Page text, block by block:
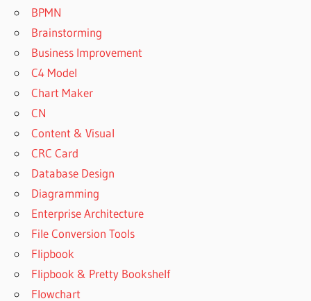
BPMN
Brainstorming
Business Improvement
C4 Model
Chart Maker
CN
Content & Visual
CRC Card
Database Design
Diagramming
Enterprise Architecture
File Conversion Tools
Flipbook
Flipbook & Pretty Bookshelf
Flowchart